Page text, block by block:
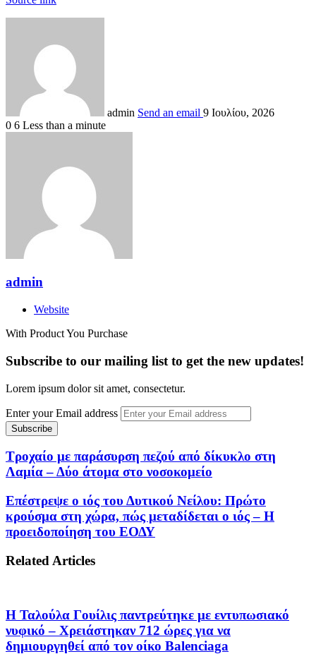
admin Send an email 9 Ιουλίου, 2026
0 6 Less than a minute
admin
Website
With Product You Purchase
Subscribe to our mailing list to get the new updates!
Lorem ipsum dolor sit amet, consectetur.
Enter your Email address
Τροχαίο με παράσυρση πεζού από δίκυκλο στη
Λαμία – Δύο άτομα στο νοσοκομείο
Επέστρεψε ο ιός του Δυτικού Νείλου: Πρώτο
κρούσμα στη χώρα, πώς μεταδίδεται ο ιός – Η
προειδοποίηση του ΕΟΔΥ
Related Articles
Η Ταλούλα Γουίλις παντρεύτηκε με εντυπωσιακό
νυφικό – Χρειάστηκαν 712 ώρες για να
δημιουργηθεί από τον οίκο Balenciaga